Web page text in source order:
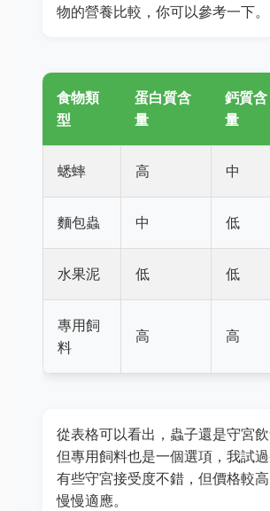
物的營養比較，你可以參考一下。
食物類
型
蛋白質含
量
鈣質含
量
蟋蟀 高 中
麵包蟲 中 低
水果泥 低 低
專用飼
料
高 高
從表格可以看出，蟲子還是守宮飲
但專用飼料也是一個選項，我試過
有些守宮接受度不錯，但價格較
慢慢適應。